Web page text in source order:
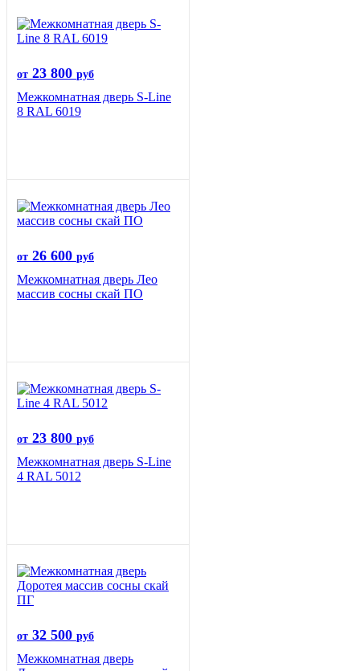
от 23 800 руб
Межкомнатная дверь S-Line
8 RAL 6019
от 26 600 руб
Межкомнатная дверь Лео
массив сосны скай ПО
от 23 800 руб
Межкомнатная дверь S-Line
4 RAL 5012
от 32 500 руб
Межкомнатная дверь